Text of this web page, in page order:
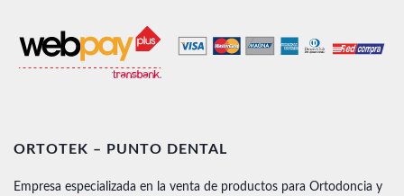
ORTOTEK – PUNTO DENTAL
Empresa especializada en la venta de productos para Ortodoncia y